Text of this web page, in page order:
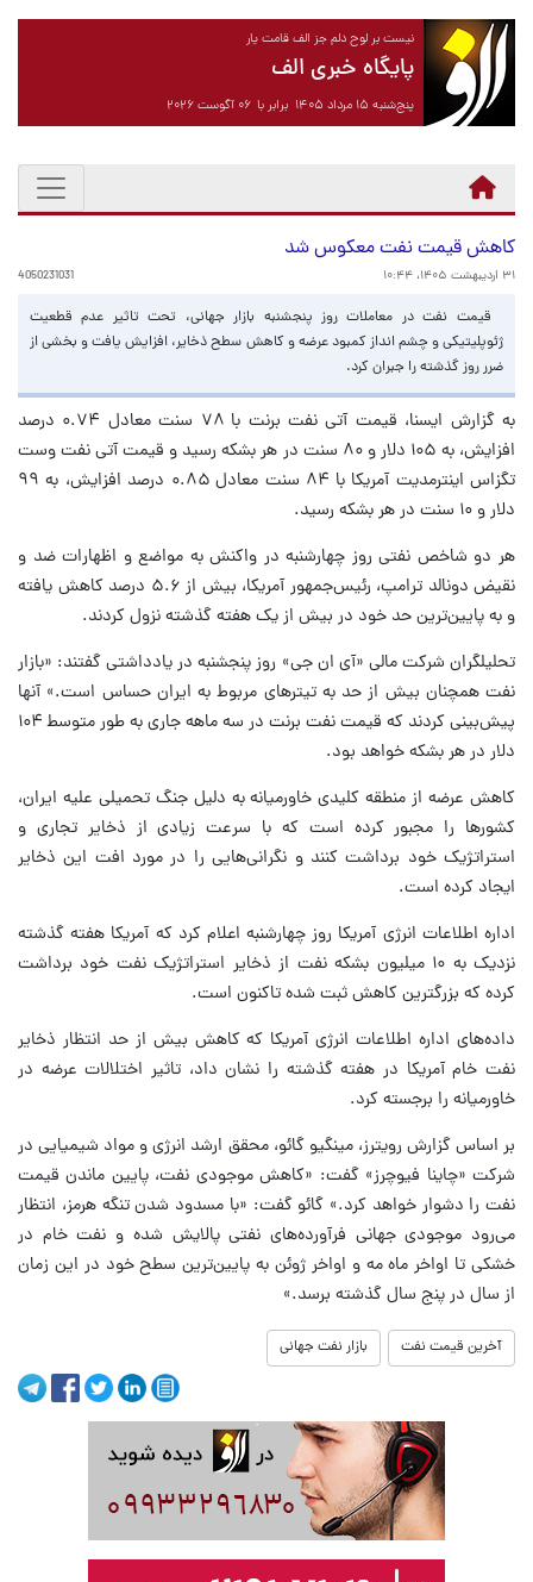
نیست بر لوح دلم جز الف قامت یار
پایگاه خبری الف
پنج‌شنبه ۱۵ مرداد ۱۴۰۵ برابر با ۰۶ آگوست ۲۰۲۶
کاهش قیمت نفت معکوس شد
۳۱ اردیبهشت ۱۴۰۵، ۱۰:۴۴ 4050231031
قیمت نفت در معاملات روز پنجشنبه بازار جهانی، تحت تاثیر عدم قطعیت
ژئوپلیتیکی و چشم انداز کمبود عرضه و کاهش سطح ذخایر، افزایش یافت و بخشی از
ضرر روز گذشته را جبران کرد.
به گزارش ایسنا، قیمت آتی نفت برنت با ۷۸ سنت معادل ۰.۷۴ درصد
افزایش، به ۱۰۵ دلار و ۸۰ سنت در هر بشکه رسید و قیمت آتی نفت وست
تگزاس اینترمدیت آمریکا با ۸۴ سنت معادل ۰.۸۵ درصد افزایش، به ۹۹
دلار و ۱۰ سنت در هر بشکه رسید.
هر دو شاخص نفتی روز چهارشنبه در واکنش به مواضع و اظهارات ضد و
نقیض دونالد ترامپ، رئیس‌جمهور آمریکا، بیش از ۵.۶ درصد کاهش یافته
و به پایین‌ترین حد خود در بیش از یک هفته گذشته نزول کردند.
تحلیلگران شرکت مالی «آی ان جی» روز پنجشنبه در یادداشتی گفتند: «بازار
نفت همچنان بیش از حد به تیترهای مربوط به ایران حساس است.» آنها
پیش‌بینی کردند که قیمت نفت برنت در سه ماهه جاری به طور متوسط ‌۱۰۴
دلار در هر بشکه خواهد بود.
کاهش عرضه از منطقه کلیدی خاورمیانه به دلیل جنگ تحمیلی علیه ایران،
کشورها را مجبور کرده است که با سرعت زیادی از ذخایر تجاری و
استراتژیک خود برداشت کنند و نگرانی‌هایی را در مورد افت این ذخایر
ایجاد کرده است.
اداره اطلاعات انرژی آمریکا روز چهارشنبه اعلام کرد که آمریکا هفته گذشته
نزدیک به ۱۰ میلیون بشکه نفت از ذخایر استراتژیک نفت خود برداشت
کرده که بزرگترین کاهش ثبت شده تاکنون است.
داده‌های اداره اطلاعات انرژی آمریکا که کاهش بیش از حد انتظار ذخایر
نفت خام آمریکا در هفته گذشته را نشان داد، تاثیر اختلالات عرضه در
خاورمیانه را برجسته کرد.
بر اساس گزارش رویترز، مینگیو گائو، محقق ارشد انرژی و مواد شیمیایی در
شرکت «چاینا فیوچرز» گفت: «کاهش موجودی نفت، پایین ماندن قیمت
نفت را دشوار خواهد کرد.» گائو گفت: «با مسدود شدن تنگه هرمز، انتظار
می‌رود موجودی جهانی فرآورده‌های نفتی پالایش‌ شده و نفت خام در
خشکی تا اواخر ماه مه و اواخر ژوئن به پایین‌ترین سطح خود در این زمان
از سال در پنج سال گذشته برسد.»
آخرین قیمت نفت بازار نفت جهانی